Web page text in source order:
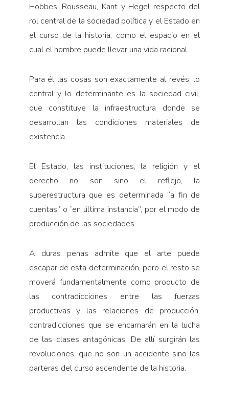
Hobbes, Rousseau, Kant y Hegel respecto del
rol central de la sociedad política y el Estado en
el curso de la historia, como el espacio en el
cual el hombre puede llevar una vida racional.
Para él las cosas son exactamente al revés: lo
central y lo determinante es la sociedad civil,
que constituye la infraestructura donde se
desarrollan las condiciones materiales de
existencia.
El Estado, las instituciones, la religión y el
derecho no son sino el reflejo, la
superestructura que es determinada “a fin de
cuentas” o “en última instancia”, por el modo de
producción de las sociedades.
A duras penas admite que el arte puede
escapar de esta determinación, pero el resto se
moverá fundamentalmente como producto de
las contradicciones entre las fuerzas
productivas y las relaciones de producción,
contradicciones que se encarnarán en la lucha
de las clases antagónicas. De allí surgirán las
revoluciones, que no son un accidente sino las
parteras del curso ascendente de la historia.